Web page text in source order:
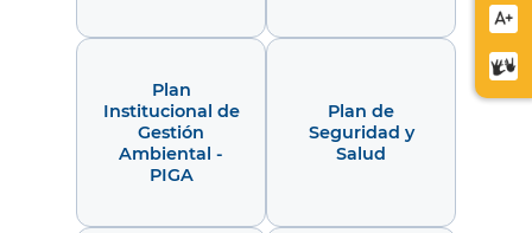
de
Plan
Institucional de
Gestión
Ambiental -
PIGA
Plan de
Seguridad y
Salud